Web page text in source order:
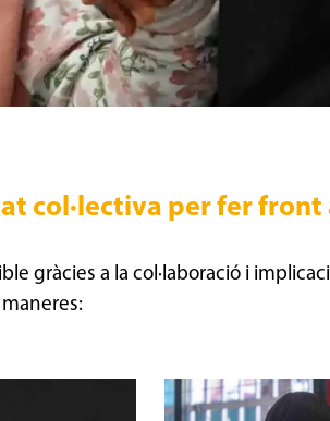
col·lectiva per fer
gràcies a la col·laboració i